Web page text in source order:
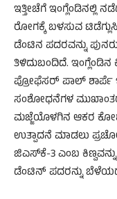
ಇತ್ತೀಚೆಗೆ
ರೋಗಕ್ಕೆ ಬಳಸುವ
ಡೆಂಟಿನ ಪದರವನ್ನು
ತಿಳಿದುಬಂದಿದೆ.
ಪ್ರೋಫೆಸರ್ ಪಾಲ್ ಶಾರ್ಪೆ
ಸಂಶೋಧನೆಗಳ
ಮಜ್ಜೆಯೊಳಗಿನ ಆಕರ
ಉತ್ಪಾದನೆ ಮಾಡಲು
ಜಿಎಸ್‍ಕೆ-3 ಎಂಬ
ಡೆಂಟಿನ್ ಪದರನ್ನು